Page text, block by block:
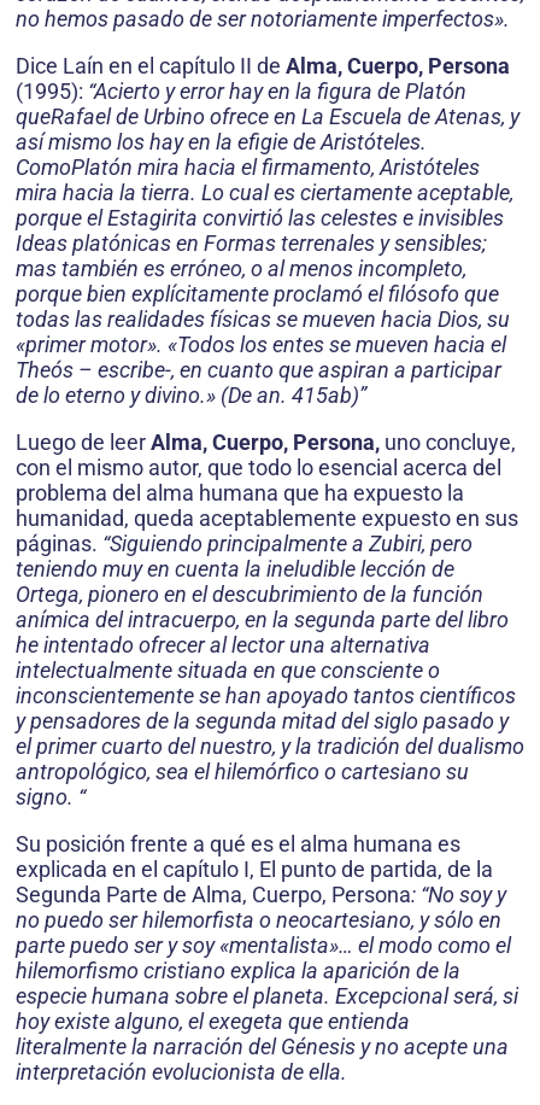
no hemos pasado de ser notoriamente imperfectos».
Dice Laín en el capítulo II de Alma, Cuerpo, Persona
(1995): “Acierto y error hay en la figura de Platón
queRafael de Urbino ofrece en La Escuela de Atenas, y
así mismo los hay en la efigie de Aristóteles.
ComoPlatón mira hacia el firmamento, Aristóteles
mira hacia la tierra. Lo cual es ciertamente aceptable,
porque el Estagirita convirtió las celestes e invisibles
Ideas platónicas en Formas terrenales y sensibles;
mas también es erróneo, o al menos incompleto,
porque bien explícitamente proclamó el filósofo que
todas las realidades físicas se mueven hacia Dios, su
«primer motor». «Todos los entes se mueven hacia el
Theós – escribe-, en cuanto que aspiran a participar
de lo eterno y divino.» (De an. 415ab)”
Luego de leerAlma, Cuerpo, Persona, uno concluye,
con el mismo autor, que todo lo esencial acerca del
problema del alma humana que ha expuesto la
humanidad, queda aceptablemente expuesto en sus
páginas. “Siguiendo principalmente a Zubiri, pero
teniendo muy en cuenta la ineludible lección de
Ortega, pionero en el descubrimiento de la función
anímica del intracuerpo, en la segunda parte del libro
he intentado ofrecer al lector una alternativa
intelectualmente situada en que consciente o
inconscientemente se han apoyado tantos científicos
y pensadores de la segunda mitad del siglo pasado y
el primer cuarto del nuestro, y la tradición del dualismo
antropológico, sea el hilemórfico o cartesiano su
signo. “
Su posición frente a qué es el alma humana es
explicada en el capítulo I, El punto de partida, de la
Segunda Parte de Alma, Cuerpo, Persona: “No soy y
no puedo ser hilemorfista o neocartesiano, y sólo en
parte puedo ser y soy «mentalista»… el modo como el
hilemorfismo cristiano explica la aparición de la
especie humana sobre el planeta. Excepcional será, si
hoy existe alguno, el exegeta que entienda
literalmente la narración del Génesis y no acepte una
interpretación evolucionista de ella.